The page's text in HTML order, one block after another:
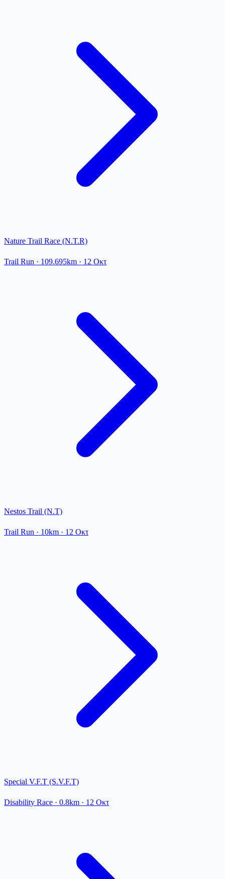
Nature Trail Race (N.T.R)
Trail Run · 109.695km · 12 Οκτ
Nestos Trail (N.T)
Trail Run · 10km · 12 Οκτ
Special V.F.T (S.V.F.T)
Disability Race · 0.8km · 12 Οκτ